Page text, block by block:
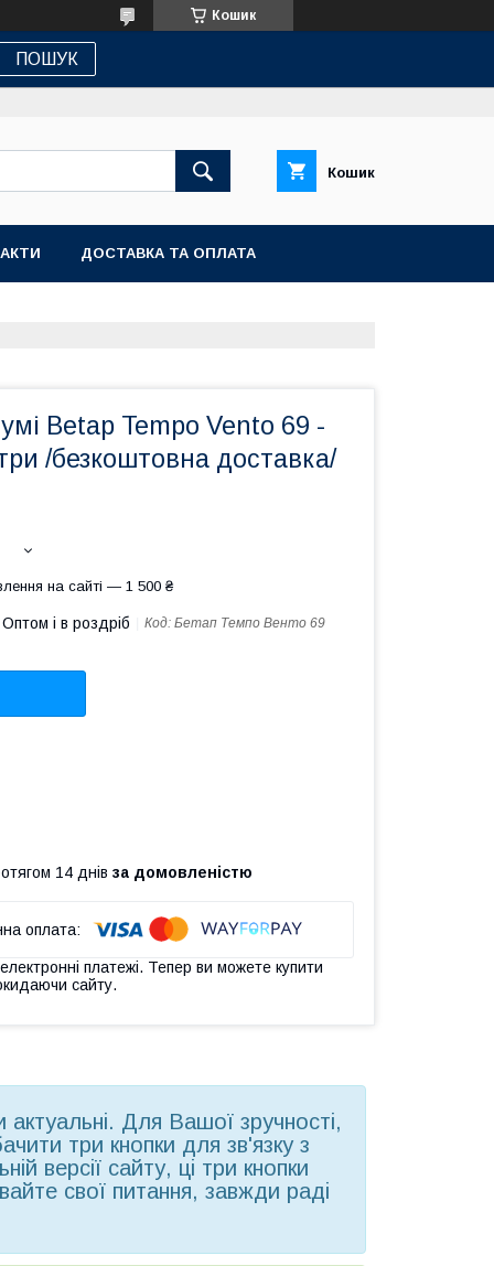
Кошик
ПОШУК
Кошик
ДОСТАВКА ТА ОПЛАТА
Betap Tempo Vento 69 -
/безкоштовна доставка/
на сайті — 1 500 ₴
Оптом і в роздріб Код: Бетап Темпо Венто 69
14 днів за домовленістю
платежі. Тепер ви можете купити
сайту.
актуальні. Для Вашої зручності,
три кнопки для зв'язку з
версії сайту, ці три кнопки
свої питання, завжди раді